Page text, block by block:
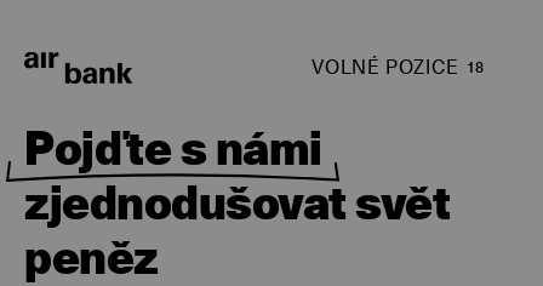
VOLNÉ POZICE 18
Pojďte s námi
zjednodušovat svět
peněz